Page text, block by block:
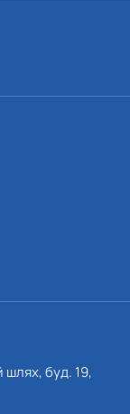
шлях, буд. 19,